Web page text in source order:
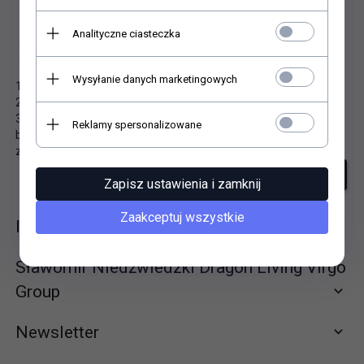
Niestety nie znaleziono produktu!
1. Sprawdź poprawność zapytania i spróbuj ponownie.
2. Ogranicz szukane słowa do jednego lub dwóch.
3. Podaj ogólną nazwę produktu, którego szukasz. Później
będziesz mógł ograniczyć wyniki wyszukiwania korzystając z
zaawansowanych filtrów.
szukanie zaawansowane
Informacje
Sławomir Niedźwiedzki Dragon Living Virgo
Group
Newsletter
Analityczne ciasteczka
Wysyłanie danych marketingowych
Reklamy spersonalizowane
Zapisz ustawienia i zamknij
Zaakceptuj wszystkie